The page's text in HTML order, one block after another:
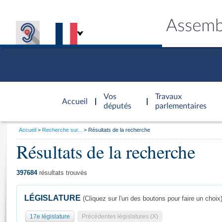
Accueil
d'accueil
Vos
députés
Travaux
parlementaires
Général
Vous
Accueil Recherche sur... Résultats de la recherche
Résultats de la recherche
397684résultats trouvés
LÉGISLATURE (Cliquez sur l'un des boutons pour faire un choix)
17e législature Précédentes législatures (X)